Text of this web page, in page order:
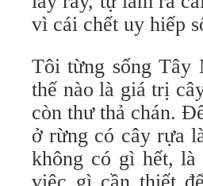
vì cái chết uy hiếp
Tôi từng sống Tây
thế nào là giá trị
còn thư thả chán.
ở rừng có cây rựa
không có gì hết,